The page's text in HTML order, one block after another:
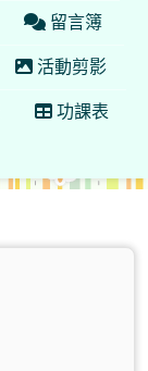
留言簿
活動剪影
功課表